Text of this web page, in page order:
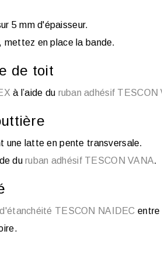
5 mm d'épaisseur.
mettez en place la bande.
de toit
à l’aide du ruban adhésif TESCON
une latte en pente transversale.
duruban adhésif TESCON VANA.
TESCON NAIDEC entre